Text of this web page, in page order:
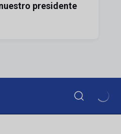
presidente